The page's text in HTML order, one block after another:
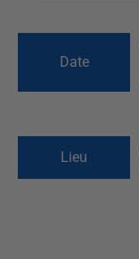
Date
Lieu